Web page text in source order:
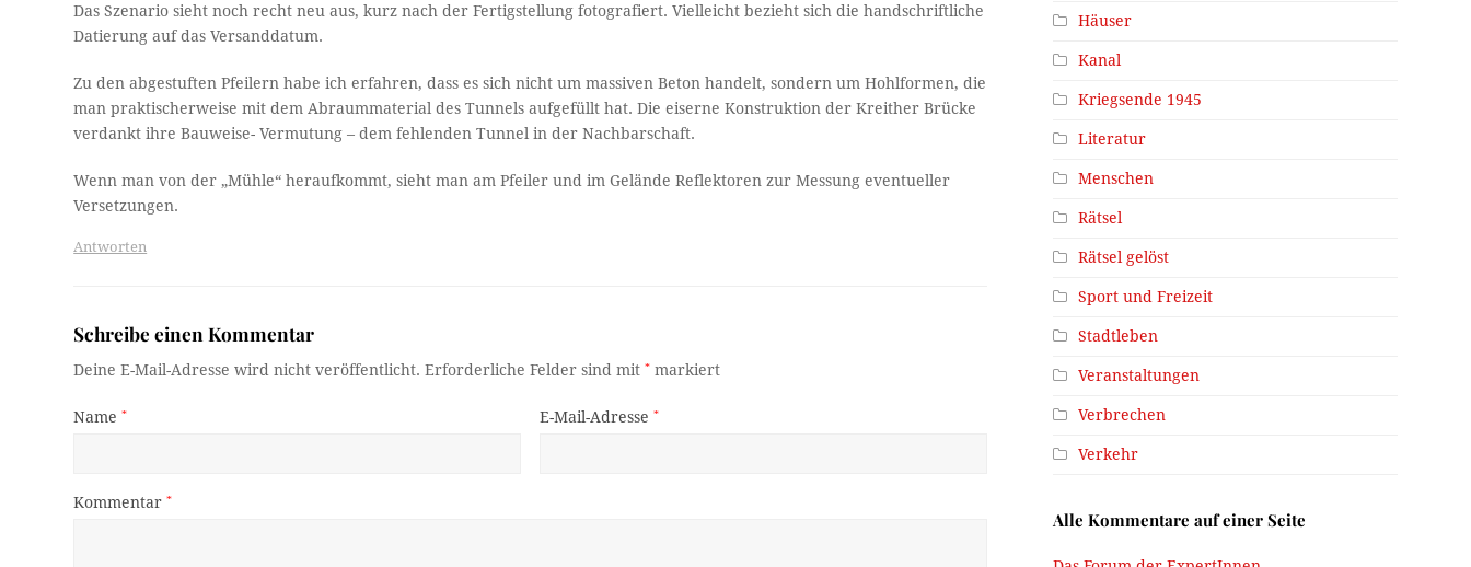
Das Szenario sieht noch recht neu aus, kurz nach der Fertigstellung fotografiert. Vielleicht bezieht sich die handschriftliche
Datierung auf das Versanddatum.
Zu den abgestuften Pfeilern habe ich erfahren, dass es sich nicht um massiven Beton handelt, sondern um Hohlformen, die
man praktischerweise mit dem Abraummaterial des Tunnels aufgefüllt hat. Die eiserne Konstruktion der Kreither Brücke
verdankt ihre Bauweise- Vermutung – dem fehlenden Tunnel in der Nachbarschaft.
Wenn man von der „Mühle“ heraufkommt, sieht man am Pfeiler und im Gelände Reflektoren zur Messung eventueller
Versetzungen.
Antworten
Schreibe einen Kommentar
Deine E-Mail-Adresse wird nicht veröffentlicht. Erforderliche Felder sind mit* markiert
Name* E-Mail-Adresse *
Kommentar*
Häuser
Kanal
Kriegsende 1945
Literatur
Menschen
Rätsel
Rätsel gelöst
Sport und Freizeit
Stadtleben
Veranstaltungen
Verbrechen
Verkehr
Alle Kommentare auf einer Seite